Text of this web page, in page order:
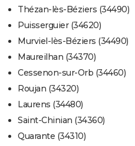
Thézan-lès-Béziers (34490)
Puisserguier (34620)
Murviel-lès-Béziers (34490)
Maureilhan (34370)
Cessenon-sur-Orb (34460)
Roujan (34320)
Laurens (34480)
Saint-Chinian (34360)
Quarante (34310)